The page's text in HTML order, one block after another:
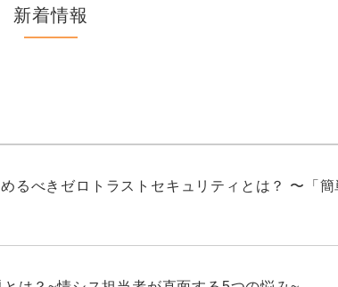
新着情報
るべきゼロトラストセキュリティとは？ 〜「